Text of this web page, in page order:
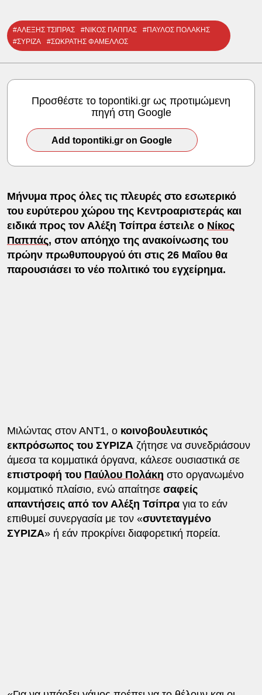
#ΑΛΕΞΗΣ ΤΣΙΠΡΑΣ #ΝΙΚΟΣ ΠΑΠΠΑΣ
#ΠΑΥΛΟΣ ΠΟΛΑΚΗΣ
#ΣΥΡΙΖΑ
#ΣΩΚΡΑΤΗΣ ΦΑΜΕΛΛΟΣ
Προσθέστε το topontiki.gr ως προτιμώμενη
πηγή στη Google
Add topontiki.gr on Google
Μήνυμα προς όλες τις πλευρές στο εσωτερικό
του ευρύτερου χώρου της Κεντροαριστεράς και
ειδικά προς τον Αλέξη Τσίπρα έστειλε ο Νίκος
Παππάς, στον απόηχο της ανακοίνωσης του
πρώην πρωθυπουργού ότι στις 26 Μαΐου θα
παρουσιάσει το νέο πολιτικό του εγχείρημα.
Μιλώντας στον ΑΝΤ1, ο κοινοβουλευτικός
εκπρόσωπος του ΣΥΡΙΖΑ ζήτησε να συνεδριάσουν
άμεσα τα κομματικά όργανα, κάλεσε ουσιαστικά σε
επιστροφή του Παύλου Πολάκη στο οργανωμένο
κομματικό πλαίσιο, ενώ απαίτησεσαφείς
απαντήσεις από τον Αλέξη Τσίπραγια το εάν
επιθυμεί συνεργασία με τον «συντεταγμένο
ΣΥΡΙΖΑ» ή εάν προκρίνει διαφορετική πορεία.